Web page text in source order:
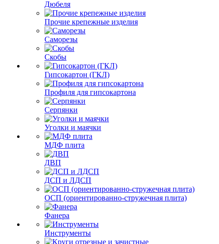
Дюбеля
Прочие крепежные изделия
Саморезы
Скобы
Гипсокартон (ГКЛ)
Профиля для гипсокартона
Серпянки
Уголки и маячки
МДФ плита
ДВП
ДСП и ЛДСП
ОСП (ориентированно-стружечная плита)
Фанера
Инструменты